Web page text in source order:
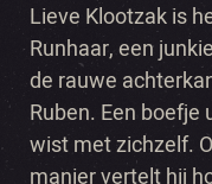
Lieve Klootzak is
Runhaar, een
de rauwe
Ruben. Een boefje
wist met zichzelf.
manier vertelt hij